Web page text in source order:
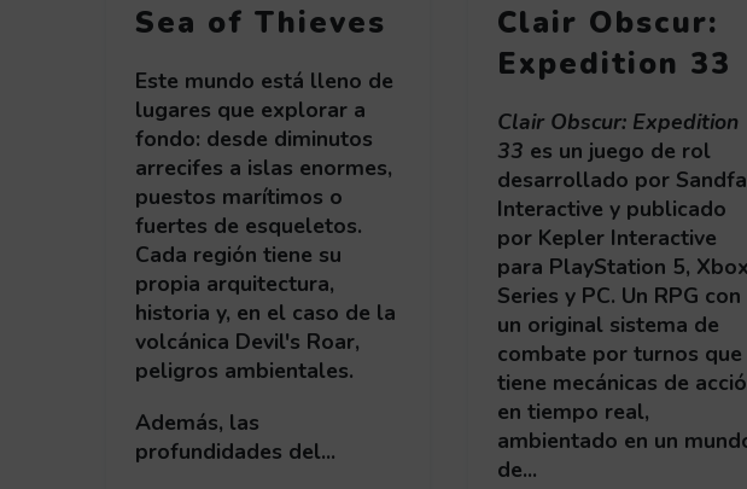
Sea of Thieves
Este mundo está lleno de
lugares que explorar a
fondo: desde diminutos
arrecifes a islas enormes,
puestos marítimos o
fuertes de esqueletos.
Cada región tiene su
propia arquitectura,
historia y, en el caso de la
volcánica Devil's Roar,
peligros ambientales.
Además, las
profundidades del...
Clair Obscur:
Expedition 33
Clair Obscur: Expedition
33 es un juego de rol
desarrollado por
Interactive y publicado
por Kepler Interactive
para PlayStation 5, Xbox
Series y PC. Un RPG con
un original sistema de
combate por turnos que
tiene mecánicas de
en tiempo real,
ambientado en un
de...